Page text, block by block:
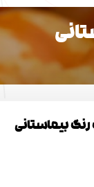
همه رنگ